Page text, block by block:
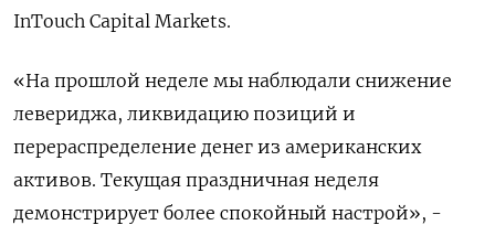
InTouch Capital Markets.
«На прошлой неделе мы наблюдали снижение
левериджа, ликвидацию позиций и
перераспределение денег из американских
активов. Текущая праздничная неделя
демонстрирует более спокойный настрой», -